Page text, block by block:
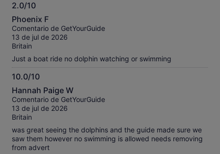
2.0/10
2.0
sobre
10
Phoenix F
Comentario de GetYourGuide
13 de jul de 2026
Britain
Just a boat ride no dolphin watching or swimming
10.0/10
10.0
sobre
10
Hannah Paige W
Comentario de GetYourGuide
13 de jul de 2026
Britain
was great seeing the dolphins and the guide made sure we
saw them however no swimming is allowed needs removing
from advert